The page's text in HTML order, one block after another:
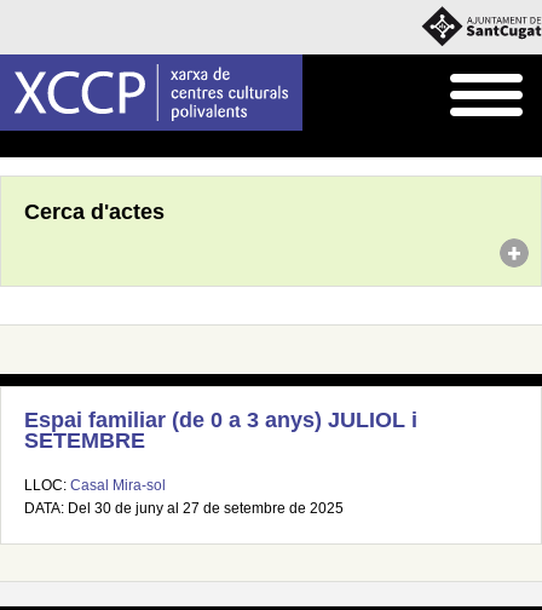
Cerca d'actes
Espai familiar (de 0 a 3 anys) JULIOL i
SETEMBRE
LLOC: Casal Mira-sol
DATA: Del 30 de juny al 27 de setembre de 2025